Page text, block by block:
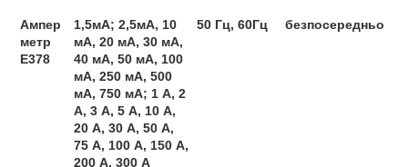
Ампер
метр
Е378
1,5мА; 2,5мА, 10
мА, 20 мА, 30 мА,
40 мА, 50 мА, 100
мА, 250 мА, 500
мА, 750 мА; 1 А, 2
А, 3 А, 5 А, 10 А,
20 А, 30 А, 50 А,
75 А, 100 А, 150 А,
200 А, 300 А
50 Гц, 60Гц безпосередньо